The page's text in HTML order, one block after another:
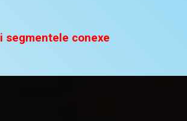
segmentele conexe